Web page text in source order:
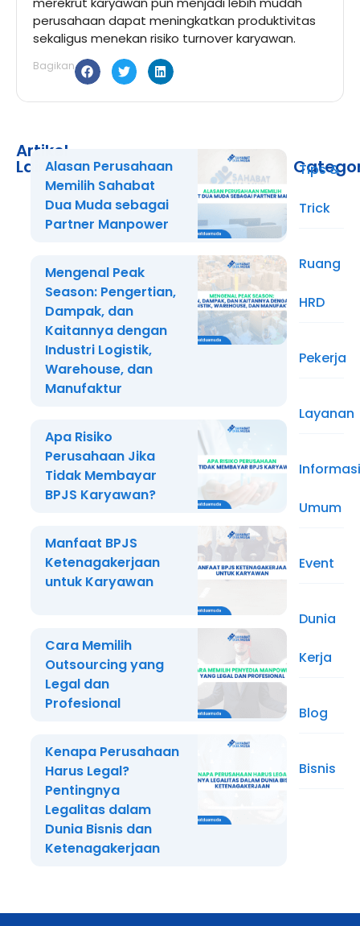
perusahaan dapat meningkatkan produktivitas
sekaligus menekan risiko turnover karyawan.
Bagikan
Artikel
Lainnya
Alasan Perusahaan
Memilih Sahabat
Dua Muda sebagai
Partner Manpower
Mengenal Peak
Season: Pengertian,
Dampak, dan
Kaitannya dengan
Industri Logistik,
Warehouse, dan
Manufaktur
Apa Risiko
Perusahaan Jika
Tidak Membayar
BPJS Karyawan?
Manfaat BPJS
Ketenagakerjaan
untuk Karyawan
Cara Memilih
Outsourcing yang
Legal dan
Profesional
Kenapa Perusahaan
Harus Legal?
Pentingnya
Legalitas dalam
Dunia Bisnis dan
Ketenagakerjaan
Tips &
Trick
Ruang
HRD
Pekerja
Layanan
Informasi
Umum
Event
Dunia
Kerja
Blog
Bisnis